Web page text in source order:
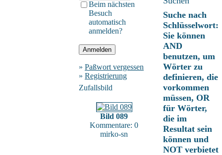
Beim nächsten
Besuch
automatisch
anmelden?
» Paßwort vergessen
» Registrierung
Zufallsbild
Bild 089
Kommentare: 0
mirko-sn
Suche nach
Schlüsselwort:
Sie können
AND
benutzen, um
Wörter zu
definieren, die
vorkommen
müssen, OR
für Wörter,
die im
Resultat sein
können und
NOT verbietet